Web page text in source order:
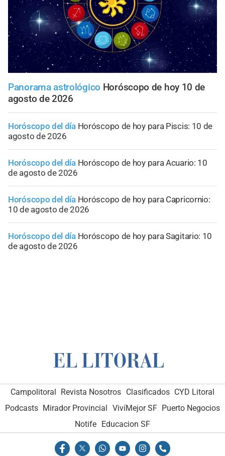
Panorama astrológico Horóscopo de hoy 10 de
agosto de 2026
Horóscopo del día Horóscopo de hoy para Piscis: 10 de
agosto de 2026
Horóscopo del día Horóscopo de hoy para Acuario: 10
de agosto de 2026
Horóscopo del día Horóscopo de hoy para Capricornio:
10 de agosto de 2026
Horóscopo del día Horóscopo de hoy para Sagitario: 10
de agosto de 2026
Campolitoral Revista Nosotros Clasificados CYD Litoral
Podcasts Mirador Provincial VivíMejor SF Puerto Negocios
Notife Educacion SF